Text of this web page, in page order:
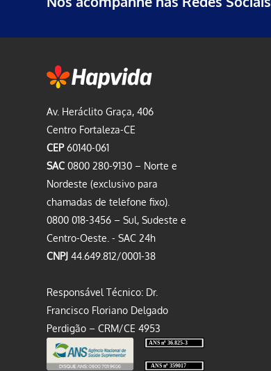
Av. Heráclito Graça, 406
Centro Fortaleza-CE
CEP60140-061
SAC0800 280-9130 – Norte e
Nordeste (exclusivo para
chamadas de telefone fixo).
0800 018-3456 – Sul, Sudeste e
Centro-Oeste. - SAC 24h
CNPJ44.649.812/0001-38
Responsável Técnico: Dr.
Francisco Floriano Delgado
Perdigão – CRM/CE 4953